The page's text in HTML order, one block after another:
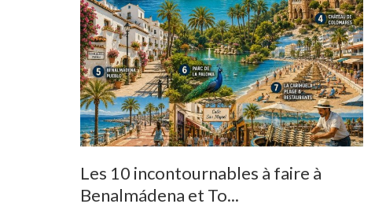
Les 10 incontournables à faire à
Benalmádena et To...